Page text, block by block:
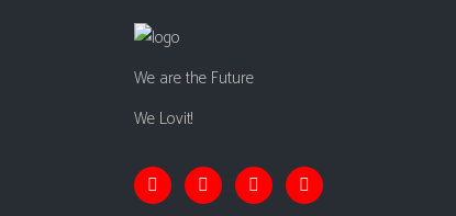
We are the Future
We Lovit!